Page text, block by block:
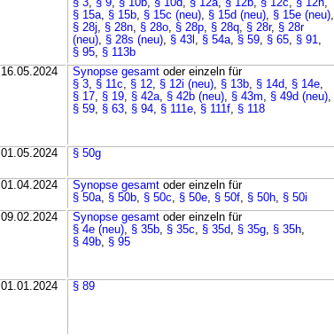
§ 3, § 9, § 10b, § 10d, § 12a, § 12b, § 12c, § 12h,
§ 15a, § 15b, § 15c (neu), § 15d (neu), § 15e (neu),
§ 28j, § 28n, § 28o, § 28p, § 28q, § 28r, § 28r
(neu), § 28s (neu), § 43l , § 54a, § 59, § 65, § 91,
§ 95, § 113b
16.05.2024 Synopse gesamt oder einzeln für
§ 3, § 11c, § 12, § 12i (neu), § 13b, § 14d, § 14e,
§ 17, § 19, § 42a, § 42b (neu), § 43m, § 49d (neu),
§ 59, § 63, § 94, § 111e, § 111f, § 118
01.05.2024
§ 50g
01.04.2024
Synopse gesamt oder einzeln für
§ 50a, § 50b, § 50c, § 50e, § 50f, § 50h, § 50i
09.02.2024
Synopse gesamt oder einzeln für
§ 4e (neu), § 35b, § 35c, § 35d, § 35g, § 35h,
§ 49b, § 95
01.01.2024
§ 89